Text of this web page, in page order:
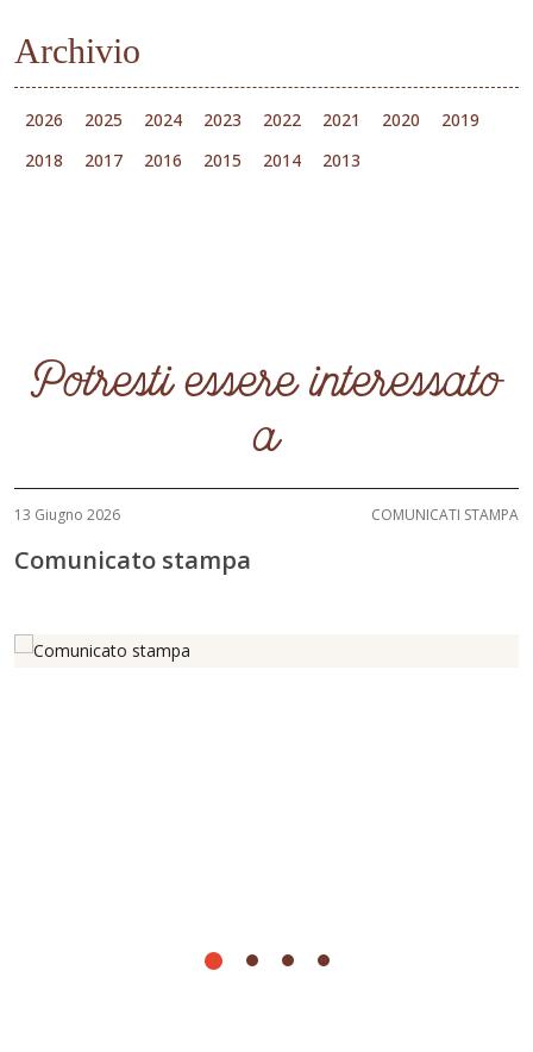
Archivio
2026 2025 2024 2023 2022 2021 2020
2019
2018
2017 2016 2015 2014 2013
Potresti essere interessato
a
13 Giugno 2026 COMUNICATI STAMPA
Comunicato stampa